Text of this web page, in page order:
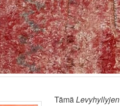
TämäLevyhyllyjen